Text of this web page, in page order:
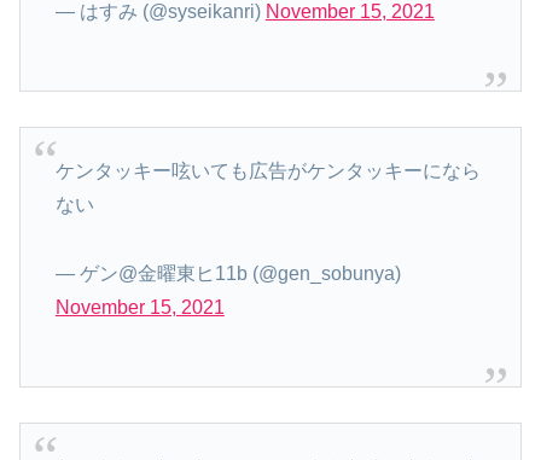
— はすみ (@syseikanri) November 15, 2021
ケンタッキー呟いても広告がケンタッキーになら
ない
— ゲン@金曜東ヒ11b (@gen_sobunya)
November 15, 2021